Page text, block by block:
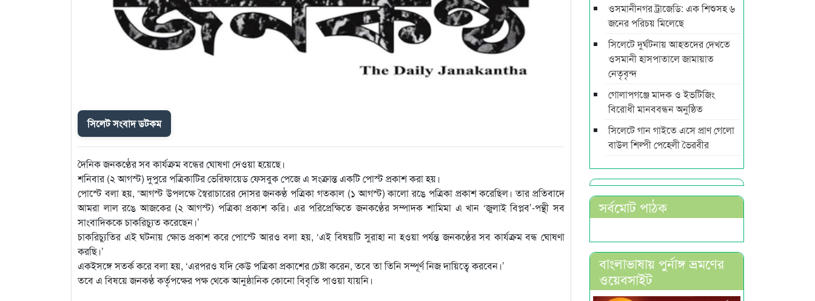
সিলেট সংবাদ ডটকম
দৈনিক জনকণ্ঠের সব কার্যক্রম বন্ধের ঘোষণা দেওয়া হয়েছে।
শনিবার (২ আগস্ট) দুপুরে পত্রিকাটির ভেরিফায়েড ফেসবুক পেজে এ সংক্রান্ত একটি পোস্ট প্রকাশ করা হয়।
পোস্টে বলা হয়, ‘আগস্ট উপলক্ষে স্বৈরাচারের দোসর জনকণ্ঠ পত্রিকা গতকাল (১ আগস্ট) কালো রঙে পত্রিকা প্রকাশ করেছিল। তার প্রতিবাদে
আমরা লাল রঙে আজকের (২ আগস্ট) পত্রিকা প্রকাশ করি। এর পরিপ্রেক্ষিতে জনকণ্ঠের সম্পাদক শামিমা এ খান ‘জুলাই বিপ্লব’-পন্থী সব
সাংবাদিককে চাকরিচ্যুত করেছেন।’
চাকরিচ্যুতির এই ঘটনায় ক্ষোভ প্রকাশ করে পোস্টে আরও বলা হয়, ‘এই বিষয়টি সুরাহা না হওয়া পর্যন্ত জনকণ্ঠের সব কার্যক্রম বন্ধ ঘোষণা
করছি।’
একইসঙ্গে সতর্ক করে বলা হয়, ‘এরপরও যদি কেউ পত্রিকা প্রকাশের চেষ্টা করেন, তবে তা তিনি সম্পূর্ণ নিজ দায়িত্বে করবেন।’
তবে এ বিষয়ে জনকণ্ঠ কর্তৃপক্ষের পক্ষ থেকে আনুষ্ঠানিক কোনো বিবৃতি পাওয়া যায়নি।
ওসমানীনগর ট্রাজেডি: এক শিশুসহ ৬
জনের পরিচয় মিলেছে
সিলেটে দুর্ঘটনায় আহতদের দেখতে
ওসমানী হাসপাতালে জামায়াত
নেতৃবৃন্দ
গোলাপগঞ্জে মাদক ও ইভটিজিং
বিরোধী মানববন্ধন অনুষ্ঠিত
সিলেটে গান গাইতে এসে প্রাণ গেলো
বাউল শিল্পী পেহেলী ভৈরবীর
সর্বমোট পাঠক
বাংলাভাষায় পুর্নাঙ্গ ভ্রমণের
ওয়েবসাইট